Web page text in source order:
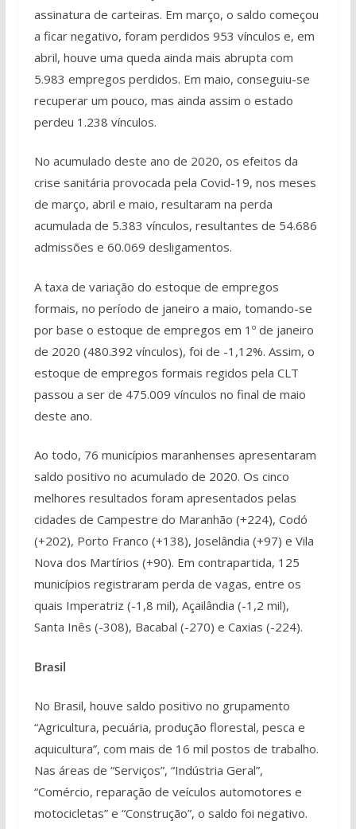
assinatura de carteiras. Em março, o saldo começou
a ficar negativo, foram perdidos 953 vínculos e, em
abril, houve uma queda ainda mais abrupta com
5.983 empregos perdidos. Em maio, conseguiu-se
recuperar um pouco, mas ainda assim o estado
perdeu 1.238 vínculos.
No acumulado deste ano de 2020, os efeitos da
crise sanitária provocada pela Covid-19, nos meses
de março, abril e maio, resultaram na perda
acumulada de 5.383 vínculos, resultantes de 54.686
admissões e 60.069 desligamentos.
A taxa de variação do estoque de empregos
formais, no período de janeiro a maio, tomando-se
por base o estoque de empregos em 1º de janeiro
de 2020 (480.392 vínculos), foi de -1,12%. Assim, o
estoque de empregos formais regidos pela CLT
passou a ser de 475.009 vínculos no final de maio
deste ano.
Ao todo, 76 municípios maranhenses apresentaram
saldo positivo no acumulado de 2020. Os cinco
melhores resultados foram apresentados pelas
cidades de Campestre do Maranhão (+224), Codó
(+202), Porto Franco (+138), Joselândia (+97) e Vila
Nova dos Martírios (+90). Em contrapartida, 125
municípios registraram perda de vagas, entre os
quais Imperatriz (-1,8 mil), Açailândia (-1,2 mil),
Santa Inês (-308), Bacabal (-270) e Caxias (-224).
Brasil
No Brasil, houve saldo positivo no grupamento
“Agricultura, pecuária, produção florestal, pesca e
aquicultura”, com mais de 16 mil postos de trabalho.
Nas áreas de “Serviços”, “Indústria Geral”,
“Comércio, reparação de veículos automotores e
motocicletas” e “Construção”, o saldo foi negativo.